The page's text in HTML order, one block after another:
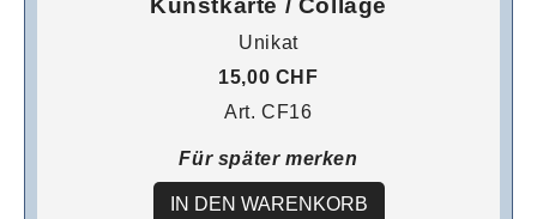
Kunstkarte / Collage
Unikat
15,00 CHF
Art. CF16
Für später merken
IN DEN WARENKORB